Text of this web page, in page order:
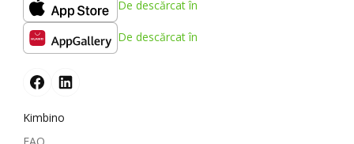
De descărcat în
De descărcat în
Kimbino